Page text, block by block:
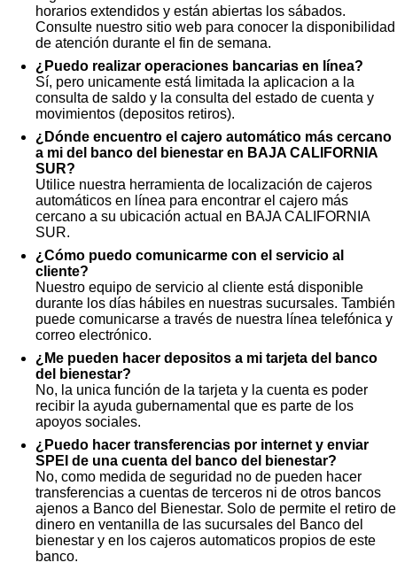
horarios extendidos y están abiertas los sábados.
Consulte nuestro sitio web para conocer la disponibilidad
de atención durante el fin de semana.
¿Puedo realizar operaciones bancarias en línea?
Sí, pero unicamente está limitada la aplicacion a la
consulta de saldo y la consulta del estado de cuenta y
movimientos (depositos retiros).
¿Dónde encuentro el cajero automático más cercano
a mi del banco del bienestar en BAJA CALIFORNIA
SUR?
Utilice nuestra herramienta de localización de cajeros
automáticos en línea para encontrar el cajero más
cercano a su ubicación actual en BAJA CALIFORNIA
SUR.
¿Cómo puedo comunicarme con el servicio al
cliente?
Nuestro equipo de servicio al cliente está disponible
durante los días hábiles en nuestras sucursales. También
puede comunicarse a través de nuestra línea telefónica y
correo electrónico.
¿Me pueden hacer depositos a mi tarjeta del banco
del bienestar?
No, la unica función de la tarjeta y la cuenta es poder
recibir la ayuda gubernamental que es parte de los
apoyos sociales.
¿Puedo hacer transferencias por internet y enviar
SPEI de una cuenta del banco del bienestar?
No, como medida de seguridad no de pueden hacer
transferencias a cuentas de terceros ni de otros bancos
ajenos a Banco del Bienestar. Solo de permite el retiro de
dinero en ventanilla de las sucursales del Banco del
bienestar y en los cajeros automaticos propios de este
banco.